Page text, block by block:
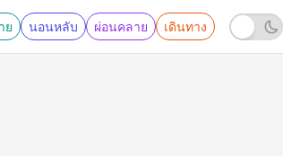
ย นอนหลับ ผ่อนคลาย เดินทาง